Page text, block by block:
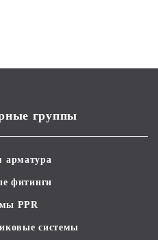
группы
арматура
фитинги
PPR
системы